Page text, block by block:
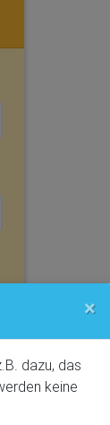
×
dazu, das
keine